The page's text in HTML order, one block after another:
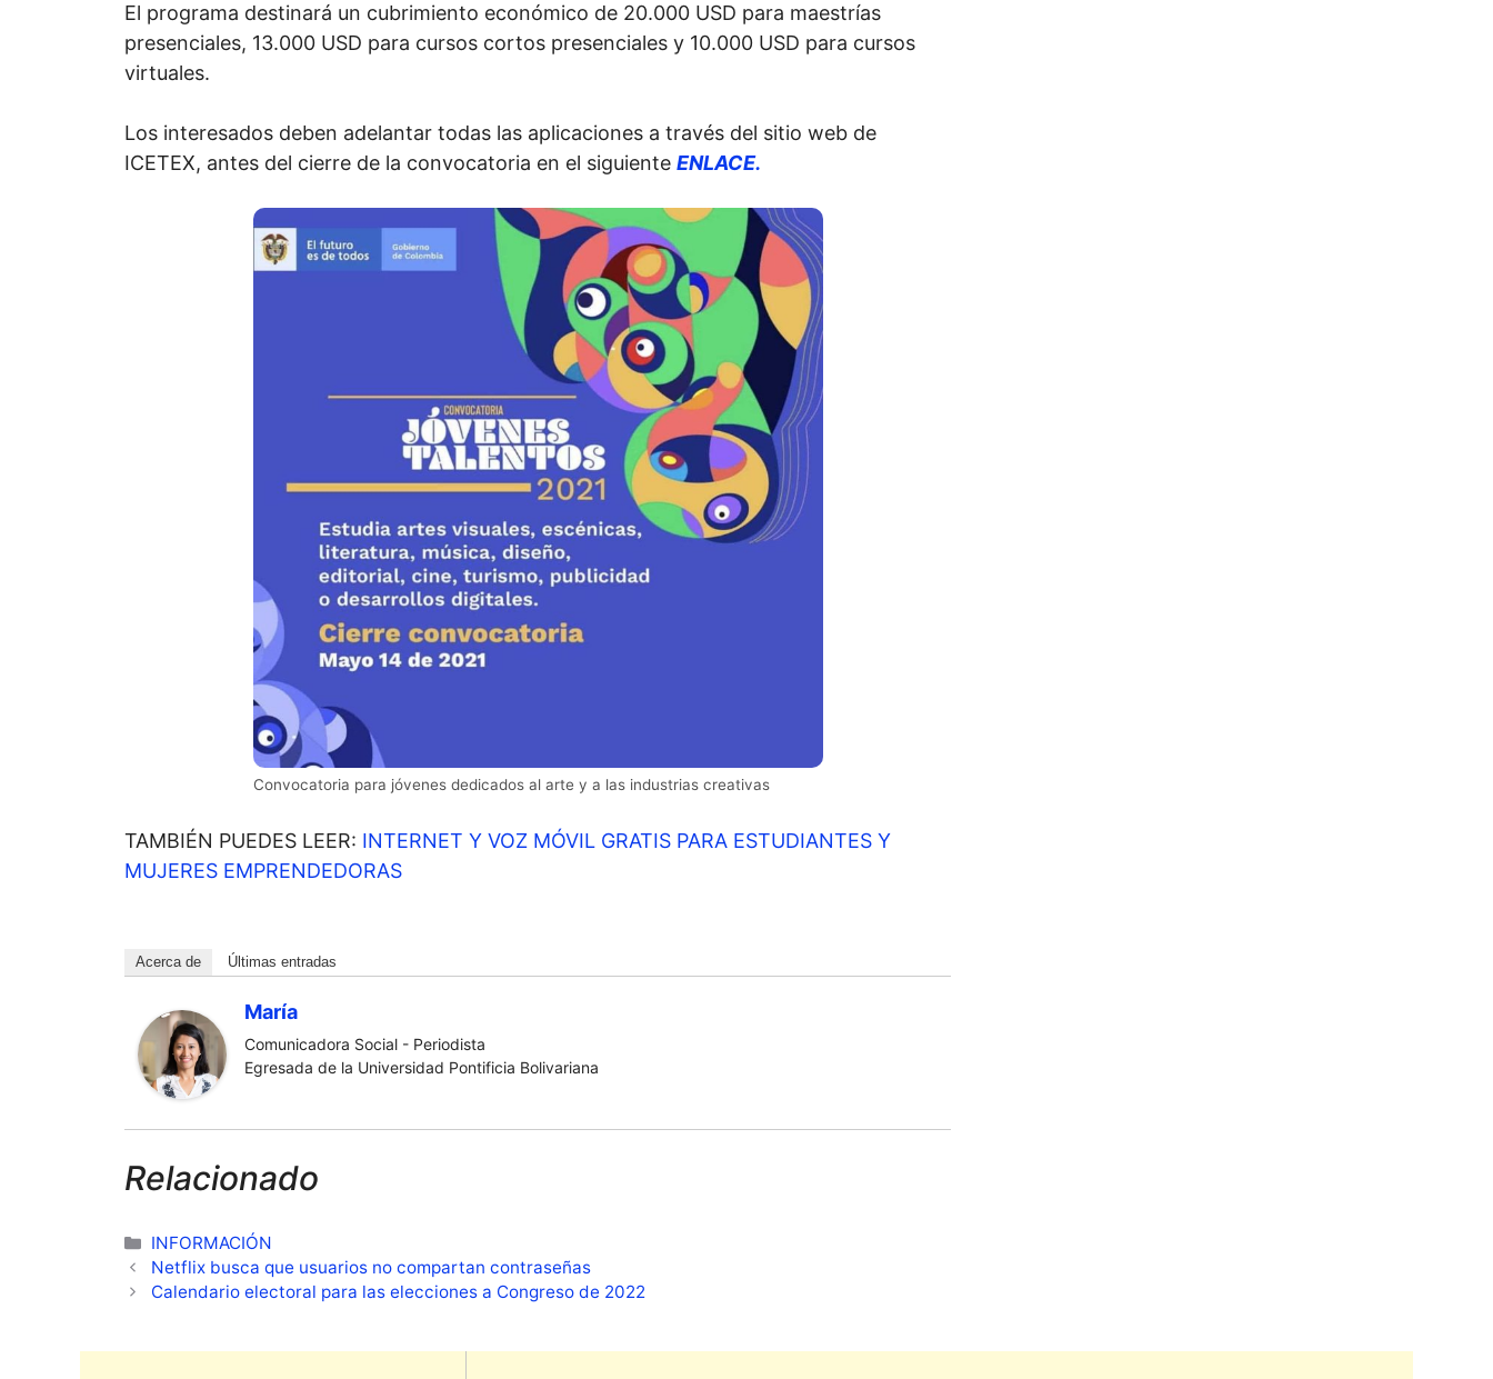
El programa destinará un cubrimiento económico de 20.000 USD para maestrías
presenciales, 13.000 USD para cursos cortos presenciales y 10.000 USD para cursos
virtuales.
Los interesados deben adelantar todas las aplicaciones a través del sitio web de
ICETEX, antes del cierre de la convocatoria en el siguiente ENLACE.
Convocatoria para jóvenes dedicados al arte y a las industrias creativas
TAMBIÉN PUEDES LEER: INTERNET Y VOZ MÓVIL GRATIS PARA ESTUDIANTES Y
MUJERES EMPRENDEDORAS
Acerca de Últimas entradas
María
Comunicadora Social - Periodista
Egresada de la Universidad Pontificia Bolivariana
Relacionado
Categorías
INFORMACIÓN
Netflix busca que usuarios no compartan contraseñas
Calendario electoral para las elecciones a Congreso de 2022